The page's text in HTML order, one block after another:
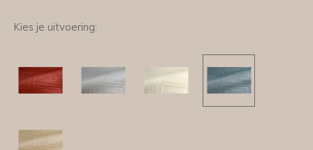
Kies je uitvoering: